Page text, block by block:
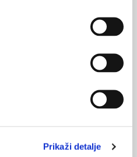
Prikaži detalje
pokazuje stalni porast